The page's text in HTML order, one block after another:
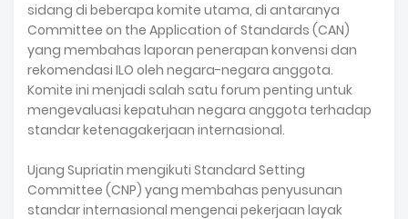
sidang di beberapa komite utama, di antaranya
Committee on the Application of Standards (CAN)
yang membahas laporan penerapan konvensi dan
rekomendasi ILO oleh negara-negara anggota.
Komite ini menjadi salah satu forum penting untuk
mengevaluasi kepatuhan negara anggota terhadap
standar ketenagakerjaan internasional.
Ujang Supriatin mengikuti Standard Setting
Committee (CNP) yang membahas penyusunan
standar internasional mengenai pekerjaan layak